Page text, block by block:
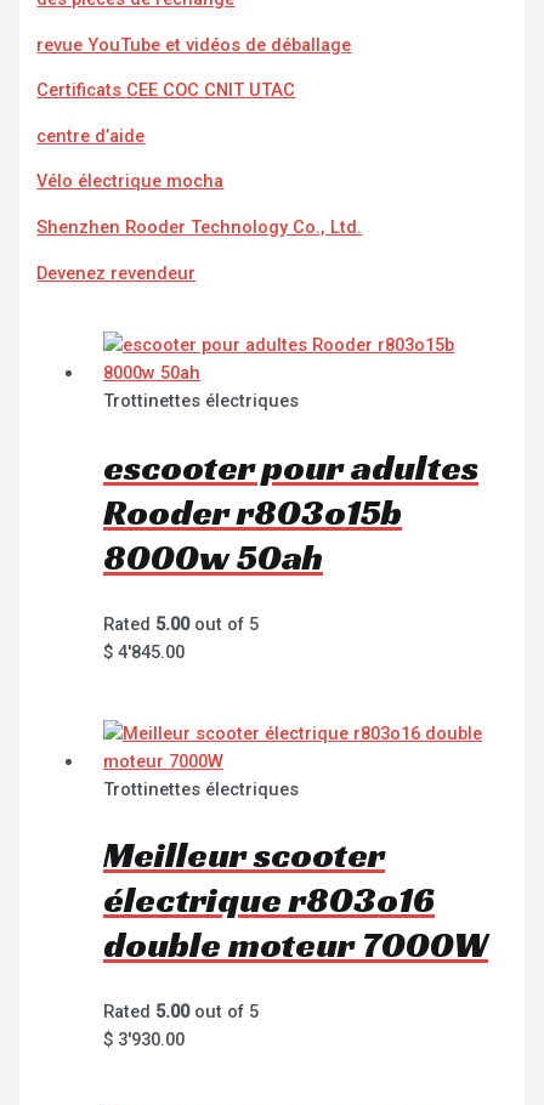
revue YouTube et vidéos de déballage
Certificats CEE COC CNIT UTAC
centre d’aide
Vélo électrique mocha
Shenzhen Rooder Technology Co., Ltd.
Devenez revendeur
Trottinettes électriques
escooter pour adultes
Rooder r803o15b
8000w 50ah
Rated 5.00out of 5
$ 4'845.00
Trottinettes électriques
Meilleur scooter
électrique r803o16
double moteur 7000W
Rated 5.00out of 5
$ 3'930.00